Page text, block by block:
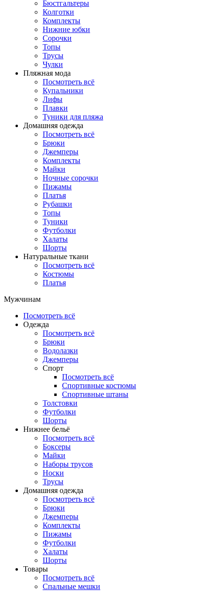
Бюстгальтеры
Колготки
Комплекты
Нижние юбки
Сорочки
Топы
Трусы
Чулки
Пляжная мода
Посмотреть всё
Купальники
Лифы
Плавки
Туники для пляжа
Домашняя одежда
Посмотреть всё
Брюки
Джемперы
Комплекты
Майки
Ночные сорочки
Пижамы
Платья
Рубашки
Топы
Туники
Футболки
Халаты
Шорты
Натуральные ткани
Посмотреть всё
Костюмы
Платья
Мужчинам
Посмотреть всё
Одежда
Посмотреть всё
Брюки
Водолазки
Джемперы
Спорт
Посмотреть всё
Спортивные костюмы
Спортивные штаны
Толстовки
Футболки
Шорты
Нижнее бельё
Посмотреть всё
Боксеры
Майки
Наборы трусов
Носки
Трусы
Домашняя одежда
Посмотреть всё
Брюки
Джемперы
Комплекты
Пижамы
Футболки
Халаты
Шорты
Товары
Посмотреть всё
Спальные мешки